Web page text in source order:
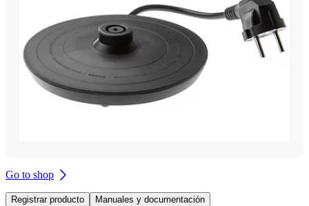
Go to shop
Registrar producto Manuales y documentación